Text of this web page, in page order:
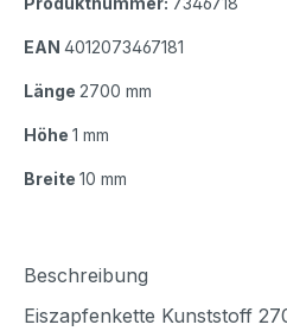
EAN 4012073467181
Länge 2700 mm
Höhe 1 mm
Breite 10 mm
Beschreibung
Eiszapfenkette Kunststoff